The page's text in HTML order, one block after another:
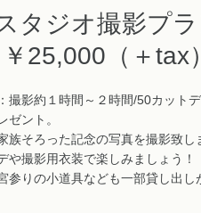
タジオ撮影プ
￥25,000（＋tax）
撮影約１時間～２時間/50カット
ゼント。
族そろった記念の写真を撮影致し
や撮影用衣装で楽しみましょう！
参りの小道具なども一部貸し出し